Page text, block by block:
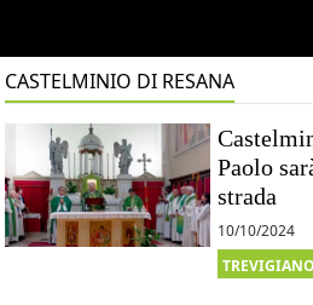
CASTELMINIO DI RESANA
Paolo
strada
10/10/2024
TREVIGIANO